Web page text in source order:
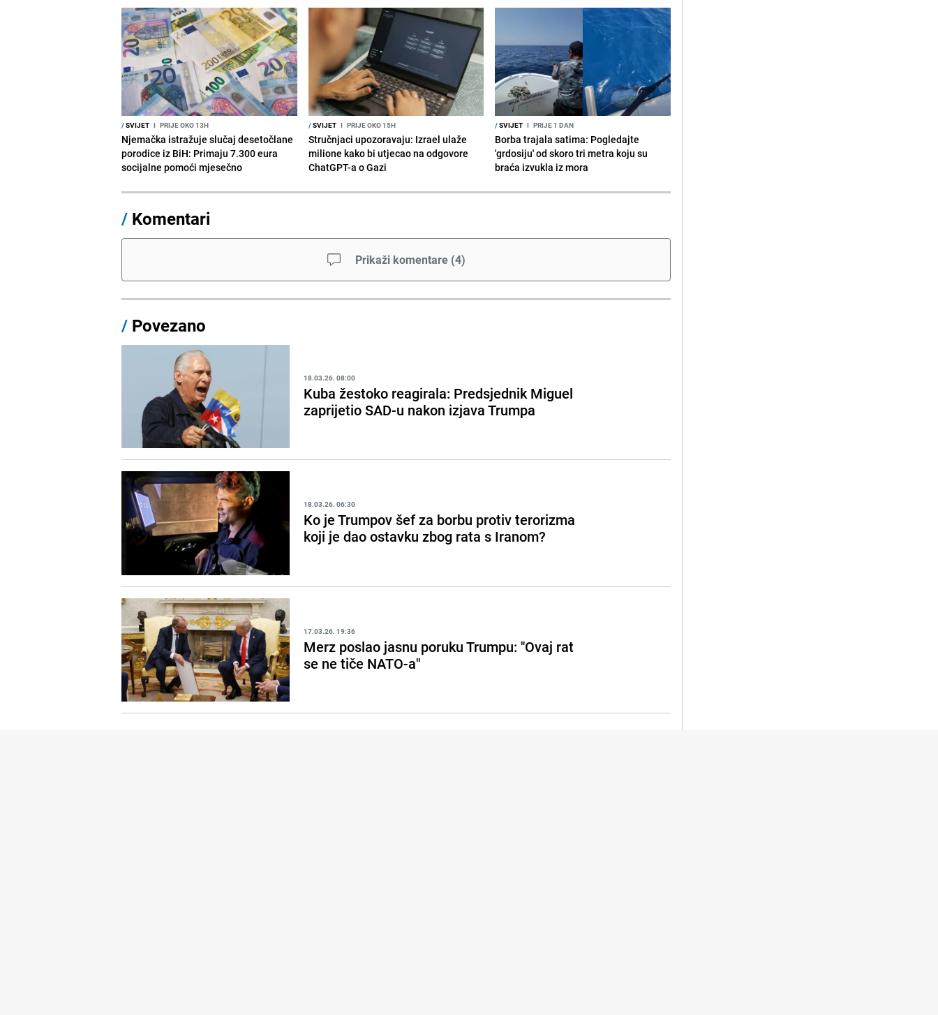
/SVIJET I PRIJE OKO 13H
Njemačka istražuje slučaj desetočlane
porodice iz BiH: Primaju 7.300 eura
socijalne pomoći mjesečno
/SVIJET I PRIJE OKO 15H
Stručnjaci upozoravaju: Izrael ulaže
milione kako bi utjecao na odgovore
ChatGPT-a o Gazi
/SVIJET I PRIJE 1 DAN
Borba trajala satima: Pogledajte
'grdosiju' od skoro tri metra koju su
braća izvukla iz mora
/ Komentari
Prikaži komentare (4)
/ Povezano
18.03.26. 08:00
Kuba žestoko reagirala: Predsjednik Miguel
zaprijetio SAD-u nakon izjava Trumpa
18.03.26. 06:30
Ko je Trumpov šef za borbu protiv terorizma
koji je dao ostavku zbog rata s Iranom?
17.03.26. 19:36
Merz poslao jasnu poruku Trumpu: "Ovaj rat
se ne tiče NATO-a"